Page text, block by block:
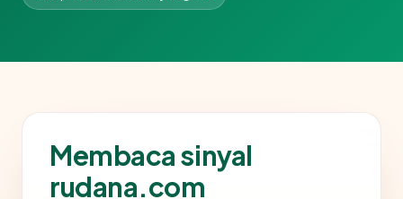
Membaca sinyal
rudana.com